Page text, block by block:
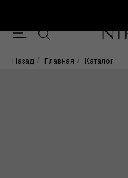
Назад / Главная / Каталог